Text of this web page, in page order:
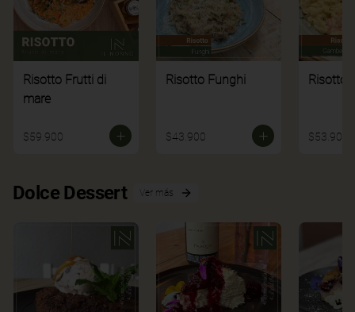
Risotto Frutti di
mare
$59.900
Risotto Funghi
$43.900
Risotto
$53.900
Dolce Dessert Ver más